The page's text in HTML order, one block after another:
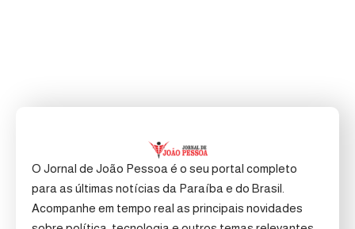
O Jornal de João Pessoa é o seu portal completo
para as últimas notícias da Paraíba e do Brasil.
Acompanhe em tempo real as principais novidades